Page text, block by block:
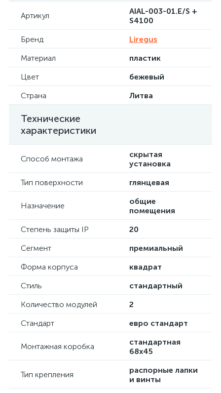
Артикул
AIAL-003-01.E/S +
S4100
Бренд
Liregus
Материал
пластик
Цвет
бежевый
Страна
Литва
Технические
характеристики
Способ монтажа
скрытая
установка
Тип поверхности
глянцевая
Назначение
общие
помещения
Степень защиты IP
20
Сегмент
премиальный
Форма корпуса
квадрат
Стиль
стандартный
Количество модулей
2
Стандарт
евро стандарт
Монтажная коробка
стандартная
68х45
Тип крепления
распорные лапки
и винты